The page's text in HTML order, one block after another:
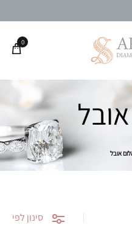
0
אובל
סינון לפי